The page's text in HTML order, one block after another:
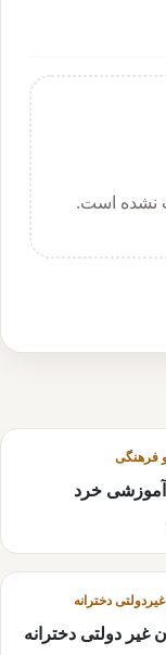
نشده است.
خرد
دخترانه
غیر دولتی دخترانه